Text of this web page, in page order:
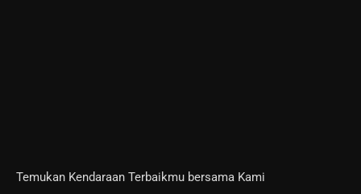
Temukan Kendaraan Terbaikmu bersama Kami